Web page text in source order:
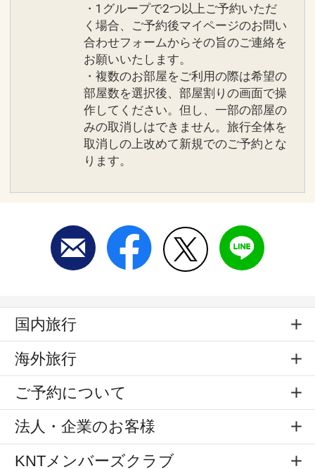
・1グループで2つ以上ご予約いただ
く場合、ご予約後マイページのお問い
合わせフォームからその旨のご連絡を
お願いいたします。
・複数のお部屋をご利用の際は希望の
部屋数を選択後、部屋割りの画面で操
作してください。但し、一部の部屋の
みの取消しはできません。旅行全体を
取消しの上改めて新規でのご予約とな
ります。
国内旅行
海外旅行
ご予約について
法人・企業のお客様
KNTメンバーズクラブ